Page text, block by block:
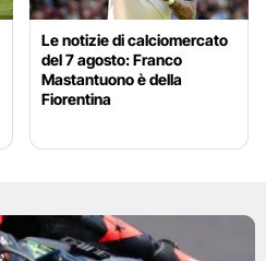
Le notizie di calciomercato
del 7 agosto: Franco
Mastantuono è della
Fiorentina